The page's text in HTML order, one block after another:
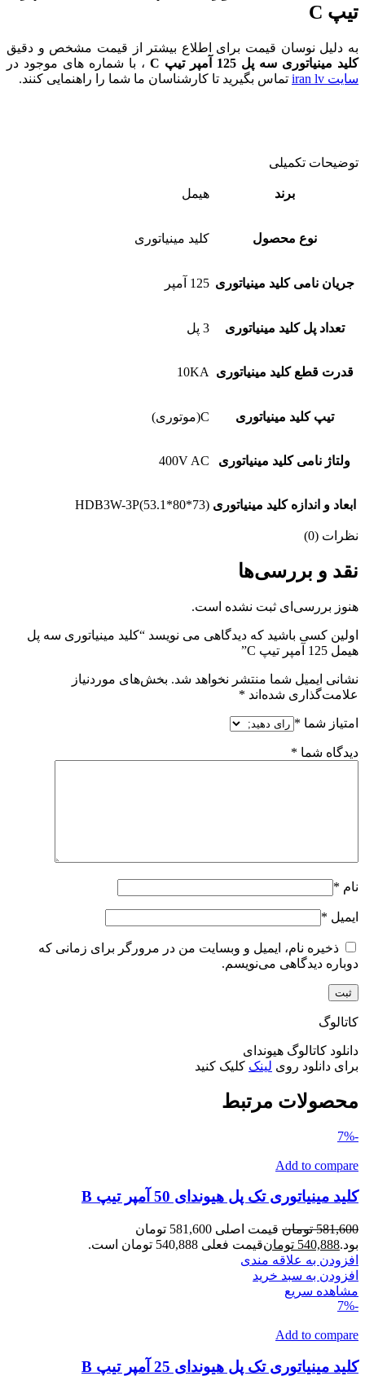
تیپ C
به دلیل نوسان قیمت برای اطلاع بیشتر از قیمت مشخص و دقیق
کلید مینیاتوری سه پل 125 آمپر تیپ C
، با شماره های موجود در
سایت iran lv
تماس بگیرید تا کارشناسان ما شما را راهنمایی کنند.
توضیحات تکمیلی
برند هیمل
نوع محصول کلید مینیاتوری
جریان نامی کلید مینیاتوری 125 آمپر
تعداد پل کلید مینیاتوری 3 پل
قدرت قطع کلید مینیاتوری 10KA
تیپ کلید مینیاتوری C(موتوری)
ولتاژ نامی کلید مینیاتوری 400V AC
ابعاد و اندازه کلید مینیاتوری HDB3W-3P(53.1*80*73)
نظرات (0)
نقد و بررسی‌ها
هنوز بررسی‌ای ثبت نشده است.
اولین کسی باشید که دیدگاهی می نویسد “کلید مینیاتوری سه پل
هیمل 125 آمپر تیپ C”
نشانی ایمیل شما منتشر نخواهد شد. بخش‌های موردنیاز
علامت‌گذاری شده‌اند *
امتیاز شما *
دیدگاه شما *
نام *
ایمیل *
ذخیره نام، ایمیل و وبسایت من در مرورگر برای زمانی که
دوباره دیدگاهی می‌نویسم.
کاتالوگ
دانلود کاتالوگ هیوندای
برای دانلود روی لینک کلیک کنید
محصولات مرتبط
-7%
Add to compare
کلید مینیاتوری تک پل هیوندای 50 آمپر تیپ B
581,600 تومان
قیمت اصلی 581,600 تومان
بود.540,888 تومانقیمت فعلی 540,888 تومان است.
افزودن به علاقه مندی
افزودن به سبد خرید
مشاهده سریع
-7%
Add to compare
کلید مینیاتوری تک پل هیوندای 25 آمپر تیپ B